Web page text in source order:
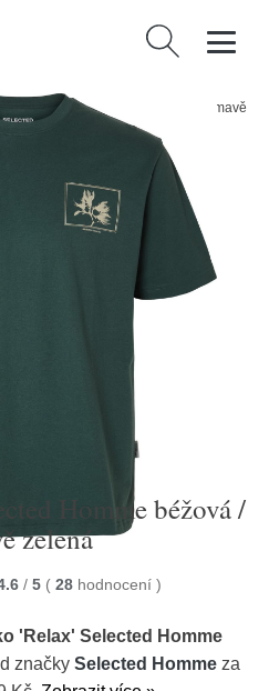
Vyhledávání
'Relax' Selected Homme béžová / tmavě
Homme béžová /
zelená
/ 5 ( 28 hodnocení )
'Relax' Selected Homme
značky Selected Homme za